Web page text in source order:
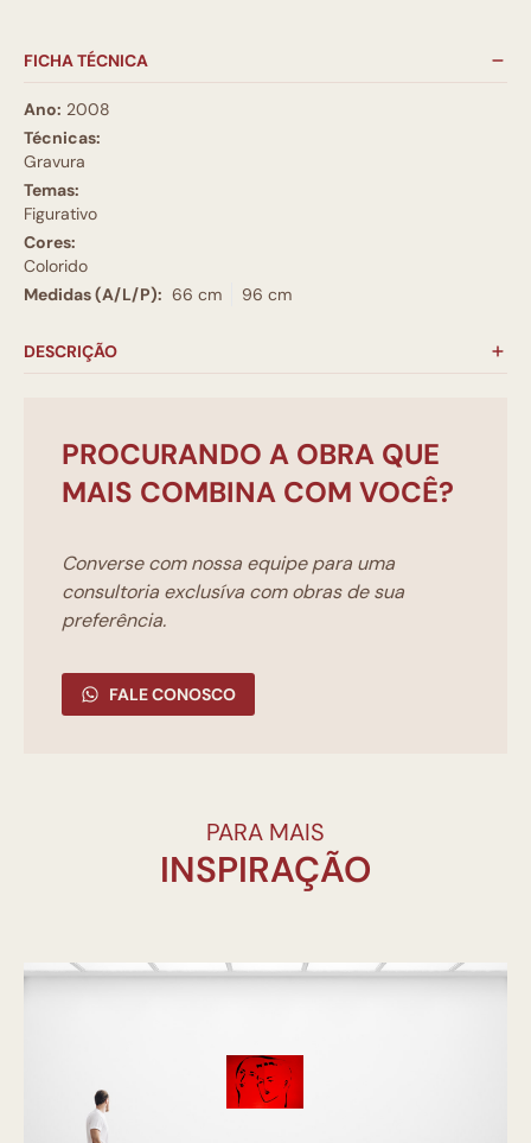
FICHA TÉCNICA
Ano: 2008
Técnicas:
Gravura
Temas:
Figurativo
Cores:
Colorido
Medidas (A/L/P): 66 cm 96 cm
DESCRIÇÃO
PROCURANDO A OBRA QUE
MAIS COMBINA COM VOCÊ?
Converse com nossa equipe para uma
consultoria exclusíva com obras de sua
preferência.
FALE CONOSCO
PARA MAIS
INSPIRAÇÃO